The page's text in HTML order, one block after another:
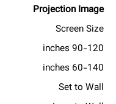
Projection Image
Screen Size
90-120 inches
60-140 inches
Set to Wall